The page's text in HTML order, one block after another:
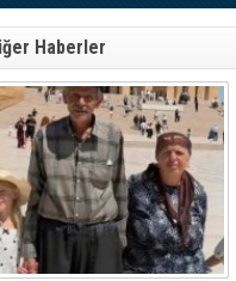
Haberler